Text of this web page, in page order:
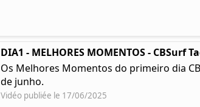
DIA1 - MELHORES MOMENTOS - CBSurf
Os Melhores Momentos do primeiro dia
de junho.
Vidéo publiée le 17/06/2025